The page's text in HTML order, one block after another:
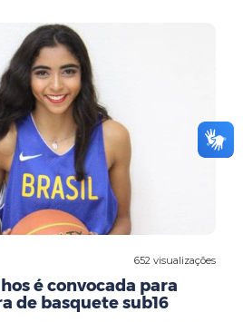
652 visualizações
é convocada para
de basquete sub16